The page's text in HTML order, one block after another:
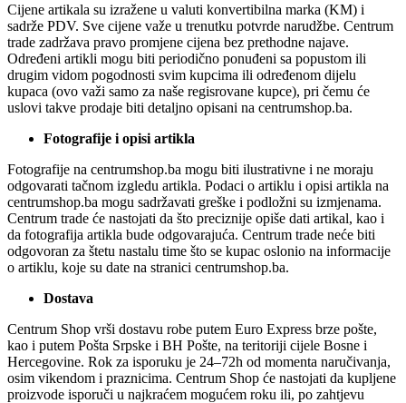
Cijene artikala su izražene u valuti konvertibilna marka (KM) i
sadrže PDV. Sve cijene važe u trenutku potvrde narudžbe. Centrum
trade zadržava pravo promjene cijena bez prethodne najave.
Određeni artikli mogu biti periodično ponuđeni sa popustom ili
drugim vidom pogodnosti svim kupcima ili određenom dijelu
kupaca (ovo važi samo za naše regisrovane kupce), pri čemu će
uslovi takve prodaje biti detaljno opisani na centrumshop.ba.
Fotografije i opisi artikla
Fotografije na centrumshop.ba mogu biti ilustrativne i ne moraju
odgovarati tačnom izgledu artikla. Podaci o artiklu i opisi artikla na
centrumshop.ba mogu sadržavati greške i podložni su izmjenama.
Centrum trade će nastojati da što preciznije opiše dati artikal, kao i
da fotografija artikla bude odgovarajuća. Centrum trade neće biti
odgovoran za štetu nastalu time što se kupac oslonio na informacije
o artiklu, koje su date na stranici centrumshop.ba.
Dostava
Centrum Shop vrši dostavu robe putem Euro Express brze pošte,
kao i putem Pošta Srpske i BH Pošte, na teritoriji cijele Bosne i
Hercegovine. Rok za isporuku je 24–72h od momenta naručivanja,
osim vikendom i praznicima. Centrum Shop će nastojati da kupljene
proizvode isporuči u najkraćem mogućem roku ili, po zahtjevu